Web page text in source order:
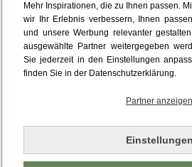
Mehr Inspirationen, die zu Ihnen passen.
wir Ihr Erlebnis verbessern, Ihnen
und unsere Werbung relevanter
ausgewählte Partner weitergegeben
Sie jederzeit in den Einstellungen
finden Sie in der Datenschutzerklärung.
Partner anzeigen
Einstellungen
Da ist etwas
Leider ist ein technischer
Bitte laden Sie die